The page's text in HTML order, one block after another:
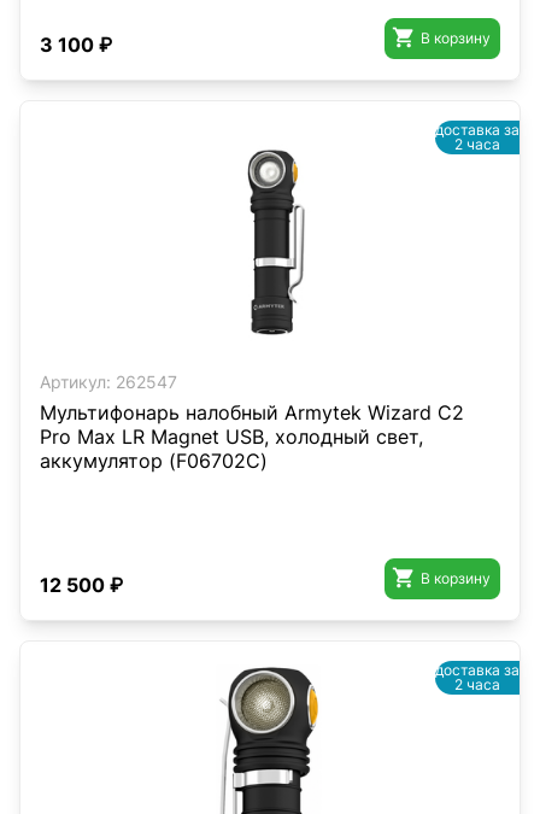
3 100 ₽  В корзину
Артикул: 262547
Мультифонарь налобный Armytek Wizard C2
Pro Max LR Magnet USB, холодный свет,
аккумулятор (F06702C)
12 500 ₽  В корзину
доставка за
2 часа
доставка за
2 часа